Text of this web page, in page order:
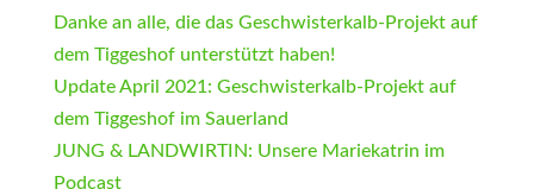
Danke an alle, die das Geschwisterkalb-Projekt auf
dem Tiggeshof unterstützt haben!
Update April 2021: Geschwisterkalb-Projekt auf
dem Tiggeshof im Sauerland
JUNG & LANDWIRTIN: Unsere Mariekatrin im
Podcast